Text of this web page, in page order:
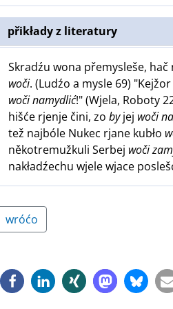
přikłady z literatury
Skradźu wona přemysleše,
woči. (Ludźo a mysle 69)
woči namydlić!" (Wjela, Roboty
hišće rjenje čini, zo byjej woči
tež najbóle Nukec rjane kubło
někotremužkuli Serbej woči
nakładźechu wjele wjace
wróćo